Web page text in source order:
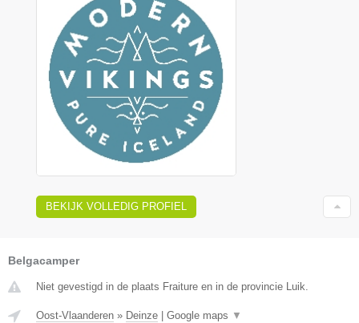
BEKIJK VOLLEDIG PROFIEL
Belgacamper
Niet gevestigd in de plaats Fraiture en in de provincie Luik.
Oost-Vlaanderen » Deinze Google maps ▼